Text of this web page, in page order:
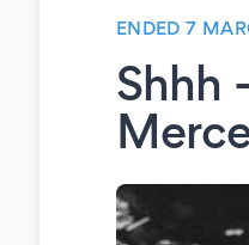
ENDED 7
Shhh